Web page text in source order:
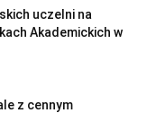
uczelni na
Akademickich w
z cennym